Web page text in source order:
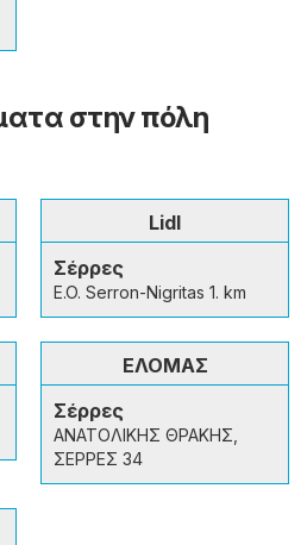
στην πόλη
Lidl
Σέρρες
E.O. Serron-Nigritas 1. km
ΕΛΟΜΑΣ
Σέρρες
ΑΝΑΤΟΛΙΚΗΣ ΘΡΑΚΗΣ,
ΣΕΡΡΕΣ 34